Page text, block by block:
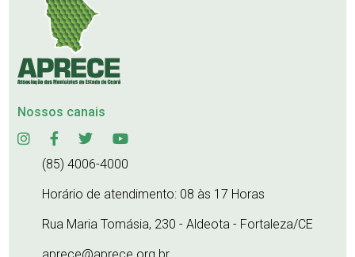
Nossos canais
(85) 4006-4000
Horário de atendimento: 08 às 17 Horas
Rua Maria Tomásia, 230 - Aldeota - Fortaleza/CE